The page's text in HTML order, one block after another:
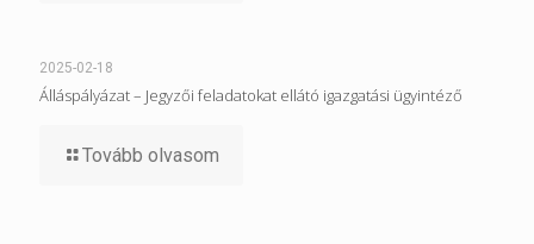
2025-02-18
Álláspályázat – Jegyzői feladatokat ellátó igazgatási ügyintéző
Tovább olvasom